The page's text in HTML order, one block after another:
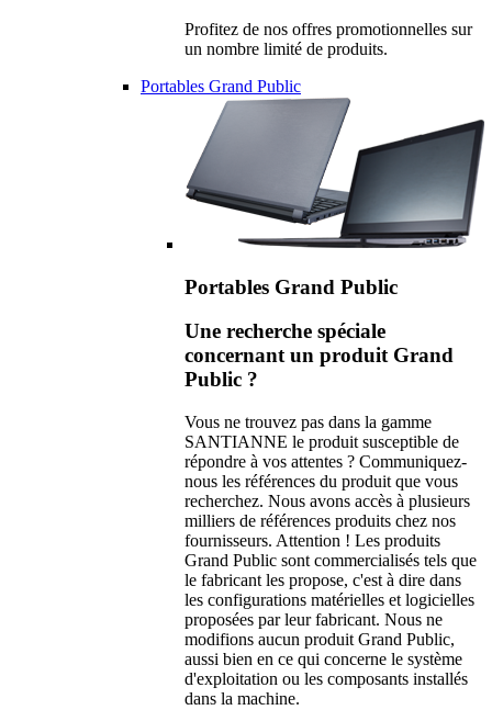
Profitez de nos offres promotionnelles sur
un nombre limité de produits.
Portables Grand Public
Portables Grand Public
Une recherche spéciale
concernant un produit Grand
Public ?
Vous ne trouvez pas dans la gamme
SANTIANNE le produit susceptible de
répondre à vos attentes ? Communiquez-
nous les références du produit que vous
recherchez. Nous avons accès à plusieurs
milliers de références produits chez nos
fournisseurs. Attention ! Les produits
Grand Public sont commercialisés tels que
le fabricant les propose, c'est à dire dans
les configurations matérielles et logicielles
proposées par leur fabricant. Nous ne
modifions aucun produit Grand Public,
aussi bien en ce qui concerne le système
d'exploitation ou les composants installés
dans la machine.